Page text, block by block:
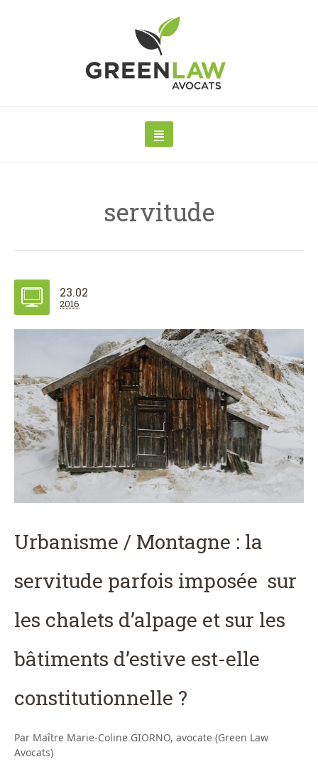
servitude
23.02
2016
Urbanisme / Montagne : la
servitude parfois imposée sur
les chalets d’alpage et sur les
bâtiments d’estive est-elle
constitutionnelle ?
Par Maître Marie-Coline GIORNO, avocate (Green Law
Avocats)